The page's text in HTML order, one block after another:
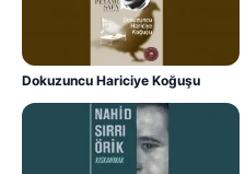
Dokuzuncu Hariciye Koğuşu